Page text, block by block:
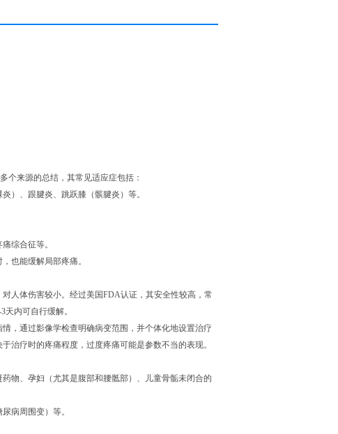
个来源的总结，其常见适应症包括：
）、跟腱炎、跳跃膝（髌腱炎）等。
综合征等。
也能缓解局部疼痛。
人体伤害较小。经过美国FDA认证，其安全性较高，常
内可自行缓解。
，通过影像学检查明确病变范围，并个体化地设置治疗
治疗时的疼痛程度，过度疼痛可能是参数不当的表现。
物、孕妇（尤其是腹部和腰骶部）、儿童骨骺未闭合的
病周围变）等。